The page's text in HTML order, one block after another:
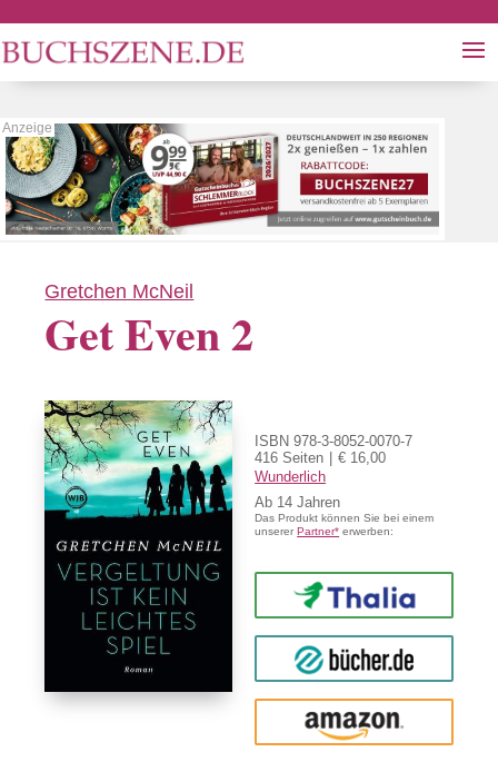
Gretchen McNeil
Get Even 2
ISBN 978-3-8052-0070-7
416 Seiten
€ 16,00
Wunderlich
Ab 14
Das Produkt können Sie bei einem
unsererPartner* erwerben:
Thalia
buecher.de
Amazon